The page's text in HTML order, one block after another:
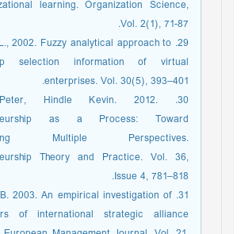
learning. Organization Science,
Vol. 2(1), 71-87.
L., 2002. Fuzzy analytical approach to
selection information of virtual
enterprises. Vol. 30(5), 393–401.
Peter, Hindle Kevin. 2012.
as a Process: Toward
Multiple Perspectives.
Theory and Practice. Vol. 36,
Issue 4, 781–818.
B.B. 2003. An empirical investigation of
of international strategic alliance